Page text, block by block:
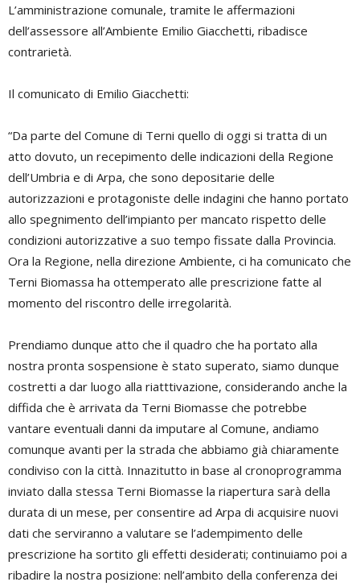
L’amministrazione comunale, tramite le affermazioni
dell’assessore all’Ambiente Emilio Giacchetti, ribadisce
contrarietà.
Il comunicato di Emilio Giacchetti:
“Da parte del Comune di Terni quello di oggi si tratta di un
atto dovuto, un recepimento delle indicazioni della Regione
dell’Umbria e di Arpa, che sono depositarie delle
autorizzazioni e protagoniste delle indagini che hanno portato
allo spegnimento dell’impianto per mancato rispetto delle
condizioni autorizzative a suo tempo fissate dalla Provincia.
Ora la Regione, nella direzione Ambiente, ci ha comunicato che
Terni Biomassa ha ottemperato alle prescrizione fatte al
momento del riscontro delle irregolarità.
Prendiamo dunque atto che il quadro che ha portato alla
nostra pronta sospensione è stato superato, siamo dunque
costretti a dar luogo alla riatttivazione, considerando anche la
diffida che è arrivata da Terni Biomasse che potrebbe
vantare eventuali danni da imputare al Comune, andiamo
comunque avanti per la strada che abbiamo già chiaramente
condiviso con la città. Innazitutto in base al cronoprogramma
inviato dalla stessa Terni Biomasse la riapertura sarà della
durata di un mese, per consentire ad Arpa di acquisire nuovi
dati che serviranno a valutare se l’adempimento delle
prescrizione ha sortito gli effetti desiderati; continuiamo poi a
ribadire la nostra posizione: nell’ambito della conferenza dei